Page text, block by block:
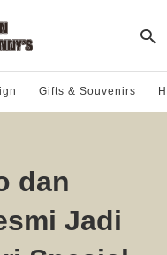
Gifts & Souvenirs
dan
Jadi